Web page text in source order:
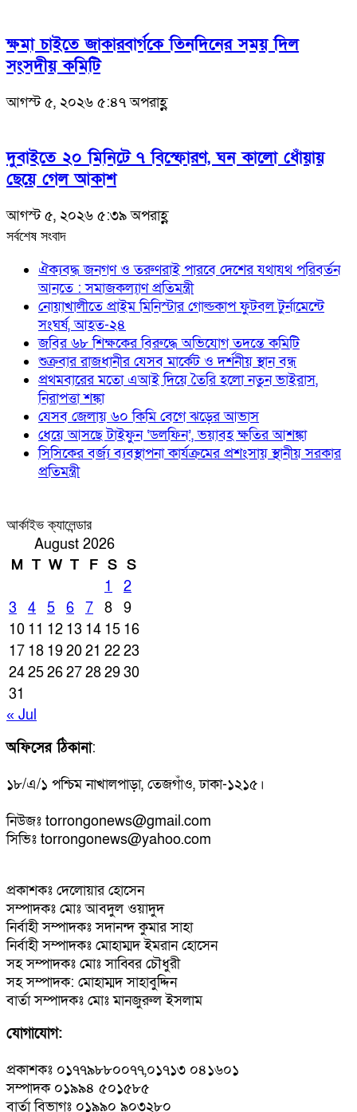
ক্ষমা চাইতে জাকারবার্গকে তিনদিনের সময় দিল
সংসদীয় কমিটি
আগস্ট ৫, ২০২৬ ৫:৪৭ অপরাহ্ণ
দুবাইতে ২০ মিনিটে ৭ বিস্ফোরণ, ঘন কালো ধোঁয়ায়
ছেয়ে গেল আকাশ
আগস্ট ৫, ২০২৬ ৫:৩৯ অপরাহ্ণ
সর্বশেষ সংবাদ
ঐক্যবদ্ধ জনগণ ও তরুণরাই পারবে দেশের যথাযথ পরিবর্তন
আনতে : সমাজকল্যাণ প্রতিমন্ত্রী
নোয়াখালীতে প্রাইম মিনিস্টার গোল্ডকাপ ফুটবল টুর্নামেন্টে
সংঘর্ষ, আহত-২৪
জবির ৬৮ শিক্ষকের বিরুদ্ধে অভিযোগ তদন্তে কমিটি
শুক্রবার রাজধানীর যেসব মার্কেট ও দর্শনীয় স্থান বন্ধ
প্রথমবারের মতো এআই দিয়ে তৈরি হলো নতুন ভাইরাস,
নিরাপত্তা শঙ্কা
যেসব জেলায় ৬০ কিমি বেগে ঝড়ের আভাস
ধেয়ে আসছে টাইফুন ‘ডলফিন’, ভয়াবহ ক্ষতির আশঙ্কা
সিসিকের বর্জ্য ব্যবস্থাপনা কার্যক্রমের প্রশংসায় স্থানীয় সরকার
প্রতিমন্ত্রী
আর্কাইভ ক্যালেন্ডার
August 2026
M T W T F S S
1
2
3
4 5 6 7 8
9
10 11 12 13 14 15 16
17 18 192021 2223
24252627282930
31
« Jul
অফিসের ঠিকানা:
১৮/এ/১ পশ্চিম নাখালপাড়া, তেজগাঁও, ঢাকা-১২১৫।
নিউজঃ torrongonews@gmail.com
সিভিঃ torrongonews@yahoo.com
প্রকাশকঃ দেলোয়ার হোসেন
সম্পাদকঃ মোঃ আবদুল ওয়াদুদ
নির্বাহী সম্পাদকঃ সদানন্দ কুমার সাহা
নির্বাহী সম্পাদকঃ মোহাম্মদ ইমরান হোসেন
সহ সম্পাদকঃ মোঃ সাব্বির চৌধুরী
সহ সম্পাদক: মোহাম্মদ সাহাবুদ্দিন
বার্তা সম্পাদকঃ মোঃ মানজুরুল ইসলাম
যোগাযোগ:
প্রকাশকঃ ০১৭৭৯৮৮০০৭৭,০১৭১৩ ০৪১৬০১
সম্পাদক ০১৯৯৪ ৫০১৫৮৫
বার্তা বিভাগঃ ০১৯৯০ ৯০৩২৮০